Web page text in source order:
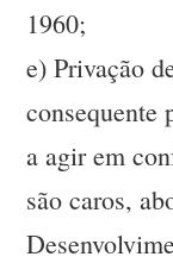
1960;
e) Privação
consequente
a agir em
são caros,